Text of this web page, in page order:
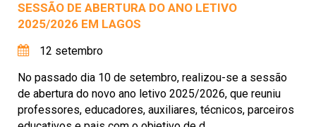
SESSÃO DE ABERTURA DO ANO LETIVO
2025/2026 EM LAGOS
12 setembro
No passado dia 10 de setembro, realizou-se a sessão
de abertura do novo ano letivo 2025/2026, que reuniu
professores, educadores, auxiliares, técnicos, parceiros